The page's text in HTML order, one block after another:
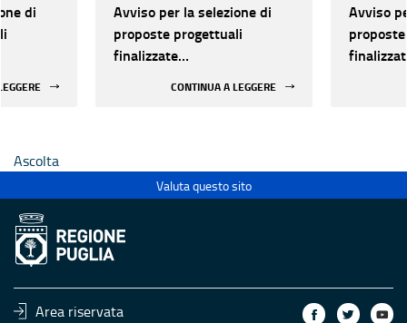
di
Avviso per la selezione di
proposte progettuali
finalizzate
CONTINUA A LEGGERE
Avviso
Ascolta
Valuta questo sito
Area riservata